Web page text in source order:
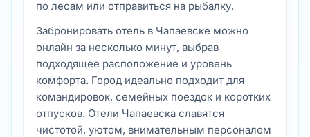
по лесам или отправиться на рыбалку.
Забронировать отель в Чапаевске можно
онлайн за несколько минут, выбрав
подходящее расположение и уровень
комфорта. Город идеально подходит для
командировок, семейных поездок и коротких
отпусков. Отели Чапаевска славятся
чистотой, уютом, внимательным персоналом